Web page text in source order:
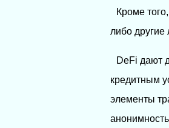
Кроме
либо
DeFi дают
кредитным
элементы